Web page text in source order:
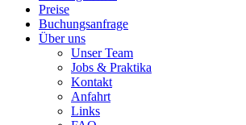
Preise
Buchungsanfrage
Über uns
Unser Team
Jobs & Praktika
Kontakt
Anfahrt
Links